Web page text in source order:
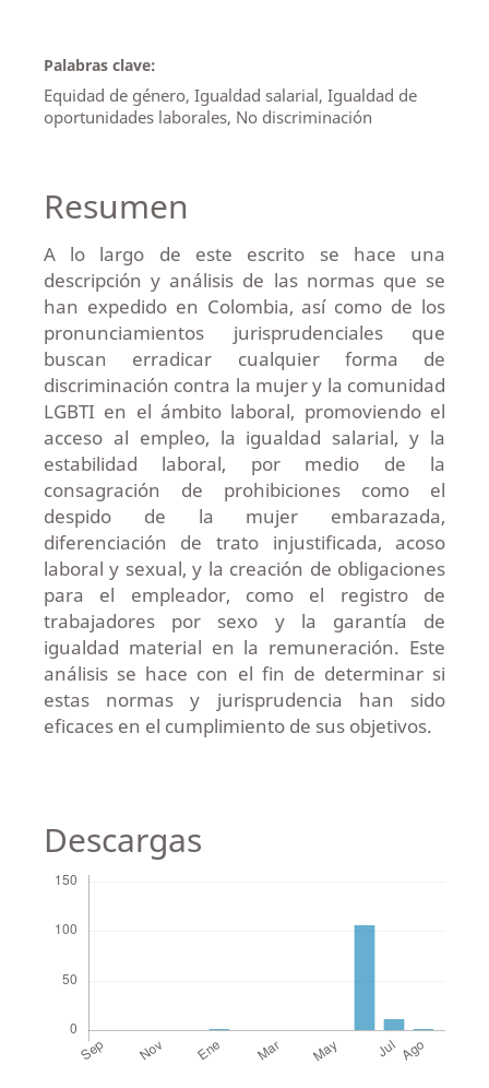
Palabras clave:
Equidad de género, Igualdad salarial, Igualdad de
oportunidades laborales, No discriminación
Resumen
A lo largo de este escrito se hace una
descripción y análisis de las normas que se
han expedido en Colombia, así como de los
pronunciamientos jurisprudenciales que
buscan erradicar cualquier forma de
discriminación contra la mujer y la comunidad
LGBTI en el ámbito laboral, promoviendo el
acceso al empleo, la igualdad salarial, y la
estabilidad laboral, por medio de la
consagración de prohibiciones como el
despido de la mujer embarazada,
diferenciación de trato injustificada, acoso
laboral y sexual, y la creación de obligaciones
para el empleador, como el registro de
trabajadores por sexo y la garantía de
igualdad material en la remuneración. Este
análisis se hace con el fin de determinar si
estas normas y jurisprudencia han sido
eficaces en el cumplimiento de sus objetivos.
Descargas